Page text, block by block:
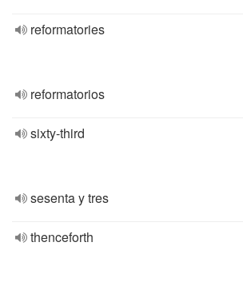
reformatories
reformatorios
sixty-third
sesenta y tres
thenceforth